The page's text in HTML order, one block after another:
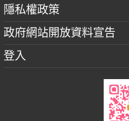
隱私權政策
政府網站開放資料宣告
登入